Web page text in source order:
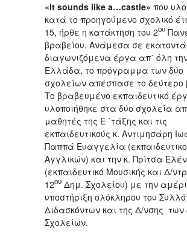
«It sounds like a…castle» που
κατά το προηγούμενο σχολικό
15, ήρθε η κατάκτηση του 2ου
βραβείου. Ανάμεσα σε
διαγωνιζόμενα έργα απ΄ όλη
Ελλάδα, το πρόγραμμα των δύο
σχολείων απέσπασε το δεύτερο
Το βραβευμένο εκπαιδευτικό
υλοποιήθηκε στα δύο σχολεία
μαθητές της Ε ΄τάξης και τις
εκπαιδευτικούς κ. Αντιμησάρη
Παππά Ευαγγελία
Αγγλικών) και την κ. Πρίτσα
(εκπαιδευτικό Μουσικής και Δ/
12ου Δημ. Σχολείου) με την
υποστήριξη ολόκληρου του
Διδασκόντων και της Δ/νσης των
Σχολείων.